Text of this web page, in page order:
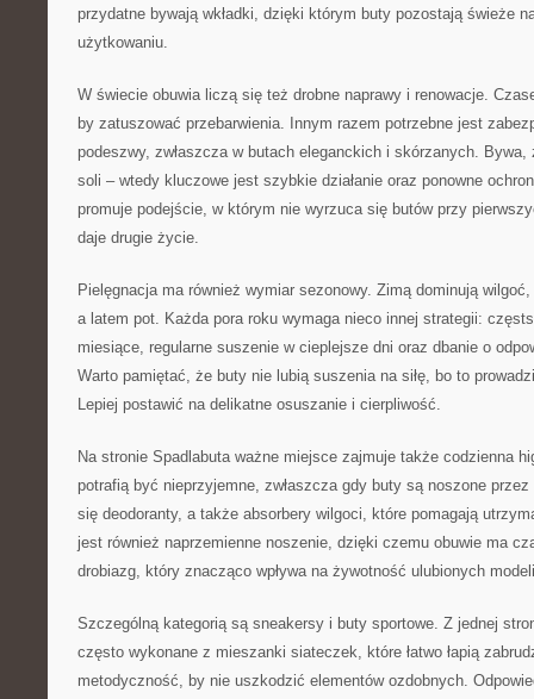
przydatne bywają wkładki, dzięki którym buty pozostają świeże
użytkowaniu.
W świecie obuwia liczą się też drobne naprawy i renowacje.
by zatuszować przebarwienia. Innym razem potrzebne jest
podeszwy, zwłaszcza w butach eleganckich i skórzanych.
soli – wtedy kluczowe jest szybkie działanie oraz ponowne
promuje podejście, w którym nie wyrzuca się butów przy
daje drugie życie.
Pielęgnacja ma również wymiar sezonowy. Zimą dominują
a latem pot. Każda pora roku wymaga nieco innej strategii:
miesiące, regularne suszenie w cieplejsze dni oraz dbanie o
Warto pamiętać, że buty nie lubią suszenia na siłę, bo to
Lepiej postawić na delikatne osuszanie i cierpliwość.
Na stronie Spadlabuta ważne miejsce zajmuje także codzienna
potrafią być nieprzyjemne, zwłaszcza gdy buty są noszone
się deodoranty, a także absorbery wilgoci, które pomagają
jest również naprzemienne noszenie, dzięki czemu obuwie ma
drobiazg, który znacząco wpływa na żywotność ulubionych
Szczególną kategorią są sneakersy i buty sportowe. Z jednej
często wykonane z mieszanki siateczek, które łatwo łapią
metodyczność, by nie uszkodzić elementów ozdobnych.